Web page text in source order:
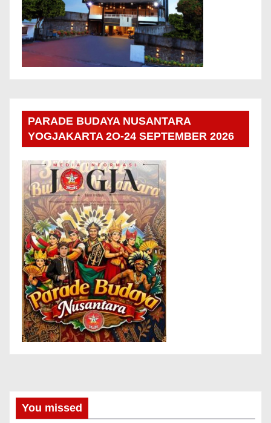
PARADE BUDAYA NUSANTARA
YOGJAKARTA 2O-24 SEPTEMBER 2026
You missed